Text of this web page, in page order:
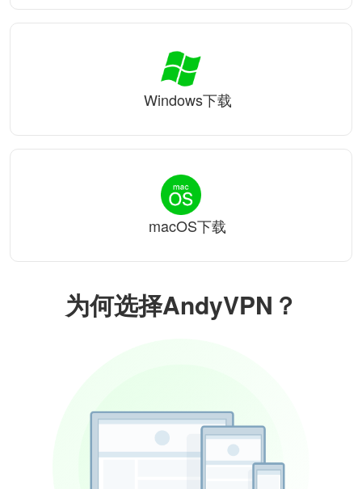
为何选择AndyVPN？
Windows下载
macOS下载